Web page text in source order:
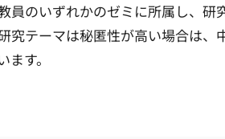
員のいずれかのゼミに所属し、研
究テーマは秘匿性が高い場合は
す。